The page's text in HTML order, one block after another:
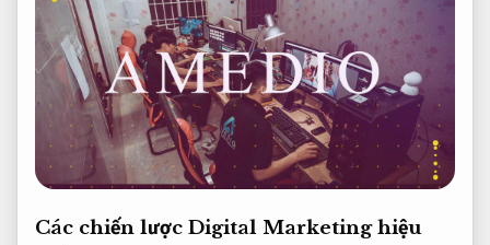
Các chiến lược Digital Marketing hiệu